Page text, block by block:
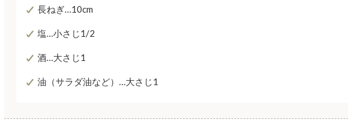
長ねぎ…10cm
塩…小さじ1/2
酒…大さじ1
油（サラダ油など）…大さじ1